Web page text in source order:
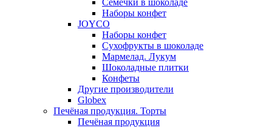
Семечки в шоколаде
Наборы конфет
JOYCO
Наборы конфет
Сухофрукты в шоколаде
Мармелад. Лукум
Шоколадные плитки
Конфеты
Другие производители
Globex
Печёная продукция. Торты
Печёная продукция